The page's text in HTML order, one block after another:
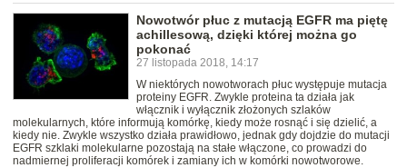
Nowotwór płuc z mutacją EGFR ma piętę
achillesową, dzięki której można go
pokonać
27 listopada 2018, 14:17
W niektórych nowotworach płuc występuje mutacja
proteiny EGFR. Zwykle proteina ta działa jak
włącznik i wyłącznik złożonych szlaków
molekularnych, które informują komórkę, kiedy może rosnąć i się dzielić, a
kiedy nie. Zwykle wszystko działa prawidłowo, jednak gdy dojdzie do mutacji
EGFR szklaki molekularne pozostają na stałe włączone, co prowadzi do
nadmiernej proliferacji komórek i zamiany ich w komórki nowotworowe.